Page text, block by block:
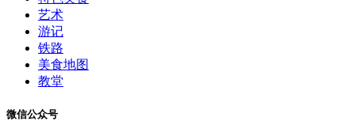
艺术
游记
铁路
美食地图
教堂
微信公众号